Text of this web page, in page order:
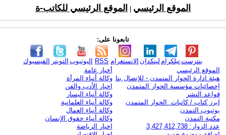
الموقع الرئيسي الموقع الرئيسي للكاتب-ة
تابعونا على:
الفيسبوك التويتر اليوتيوب RSS الانستغرام لينكدإن تيلكرامبنترست
الموقع الرئيسي
هيئة ادارة الحوار المتمدن - للإتصال بنا
إحصائيات مؤسسة الحوار المتمدن
قواعد النشر
ابرز كتاب / كاتبات الحوار المتمدن
يوتيوب التمدن
مكتبة التمدن
عدد الزوار: 3,427,412,738
أخبار عامة
وكالة أنباء المرأة
اخبار الأدب والفن
وكالة أنباء اليسار
وكالة أنباء العلمانية
وكالة أنباء العمال
وكالة أنباء حقوق الإنسان
اخبار الرياضة